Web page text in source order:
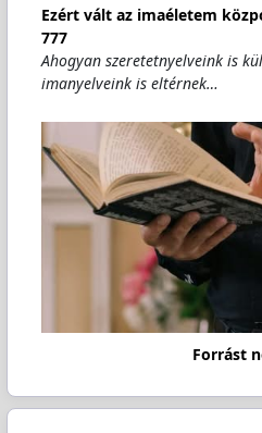
Ezért vált az imaéletem
777
Ahogyan szeretetnyelveink is
imanyelveink is eltérnek…
Forrást